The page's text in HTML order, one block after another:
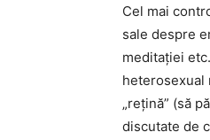
Cel mai
sale despre
meditației
heterosexual
„rețină” (să
discutate de